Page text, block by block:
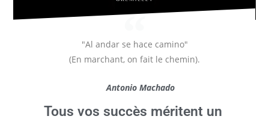
"Al andar se hace camino"
(En marchant, on fait le chemin).
Antonio Machado
Tous vos succès méritent un